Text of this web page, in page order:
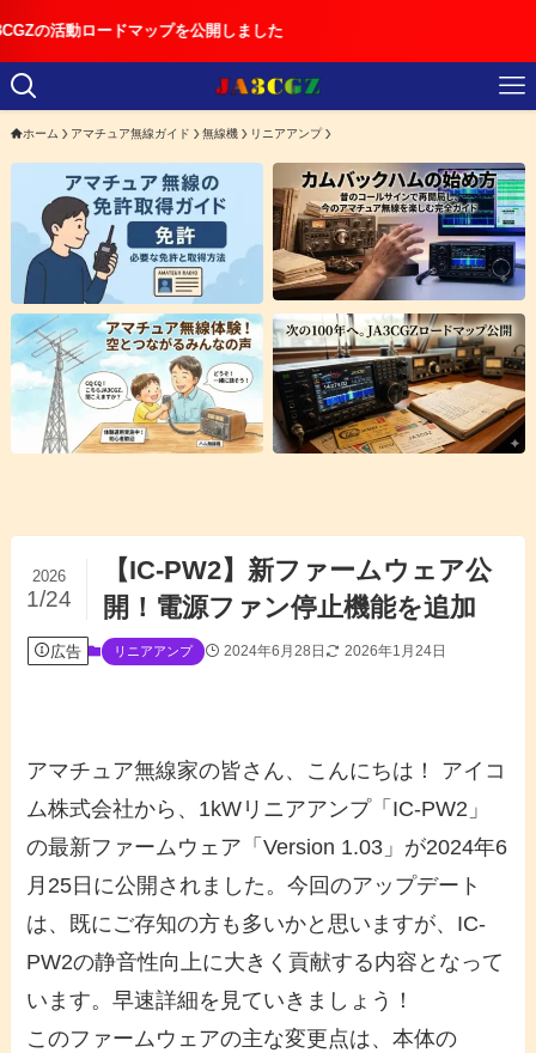
ドマップを公開しました
ホーム アマチュア無線ガイド 無線機 リニアアンプ
【IC-PW2】新ファームウェア公
開！電源ファン停止機能を追加
2026
1/24
広告 リニアアンプ 2024年6月28日 2026年1月24日
アマチュア無線家の皆さん、こんにちは！ アイコ
ム株式会社から、1kWリニアアンプ「IC-PW2」
の最新ファームウェア「Version 1.03」が2024年6
月25日に公開されました。今回のアップデート
は、既にご存知の方も多いかと思いますが、IC-
PW2の静音性向上に大きく貢献する内容となって
います。早速詳細を見ていきましょう！
このファームウェアの主な変更点は、本体の